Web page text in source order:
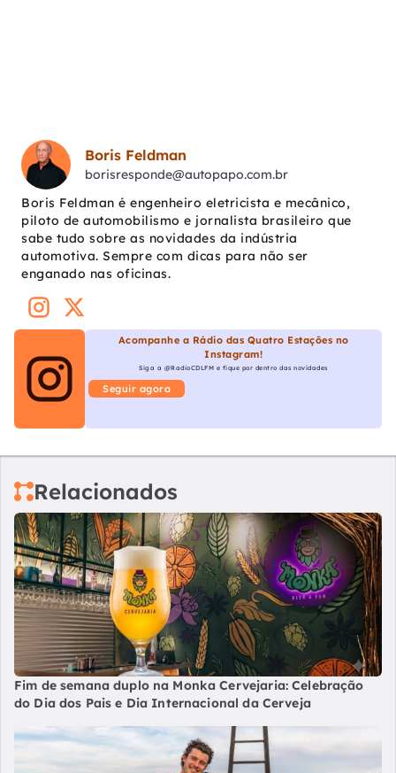
Boris Feldman
borisresponde@autopapo.com.br
Boris Feldman é engenheiro eletricista e mecânico,
piloto de automobilismo e jornalista brasileiro que
sabe tudo sobre as novidades da indústria
automotiva. Sempre com dicas para não ser
enganado nas oficinas.
Acompanhe a Rádio das Quatro Estações no
Instagram!
Siga a @RadioCDLFM e fique por dentro das novidades
Seguir agora
Relacionados
Fim de semana duplo na Monka Cervejaria: Celebração
do Dia dos Pais e Dia Internacional da Cerveja